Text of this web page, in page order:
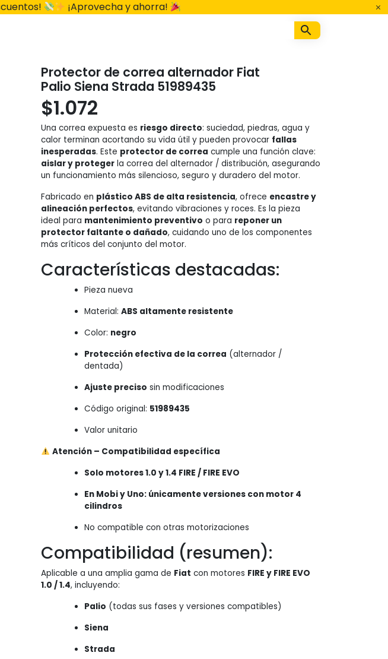
¡Aprovecha y ahorra!
Protector de correa alternador Fiat
Palio Siena Strada 51989435
$1.072
Una correa expuesta es riesgo directo: suciedad, piedras, agua y
calor terminan acortando su vida útil y pueden provocar fallas
inesperadas. Este protector de correa cumple una función clave:
aislar y protegerla correa del alternador / distribución, asegurando
un funcionamiento más silencioso, seguro y duradero del motor.
Fabricado en plástico ABS de alta resistencia, ofrece encastre y
alineación perfectos, evitando vibraciones y roces. Es la pieza
ideal para mantenimiento preventivo o para reponer un
protector faltante o dañado, cuidando uno de los componentes
más críticos del conjunto del motor.
Características destacadas:
Pieza nueva
Material: ABS altamente resistente
Color: negro
Protección efectiva de la correa (alternador /
dentada)
Ajuste preciso sin modificaciones
Código original: 51989435
Valor unitario
Atención – Compatibilidad específica
Solo motores 1.0 y 1.4 FIRE / FIRE EVO
En Mobi y Uno: únicamente versiones con motor 4
cilindros
No compatible con otras motorizaciones
Compatibilidad (resumen):
Aplicable a una amplia gama de Fiat con motores FIRE y FIRE EVO
1.0 / 1.4, incluyendo:
Palio (todas sus fases y versiones compatibles)
Siena
Strada